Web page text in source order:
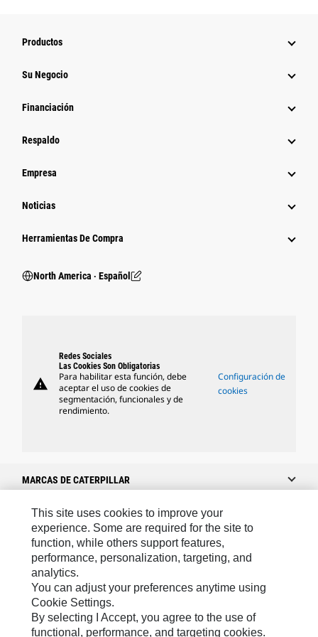
Productos
Su Negocio
Financiación
Respaldo
Empresa
Noticias
Herramientas De Compra
North America ‧ Español
warning
Redes Sociales
Las Cookies Son Obligatorias
Para habilitar esta función, debe
aceptar el uso de cookies de
segmentación, funcionales y de
rendimiento.
Configuración de
cookies
MARCAS DE CATERPILLAR
Caterpillar.com
Caterpillar Contacto
Mis Preferencias De Marketing
Site Map
Cookie Settings
This site uses cookies to improve your
experience. Some are required for the site to
function, while others support features,
performance, personalization, targeting, and
analytics.
You can adjust your preferences anytime using
Cookie Settings.
By selecting I Accept, you agree to the use of
functional, performance, and targeting cookies.